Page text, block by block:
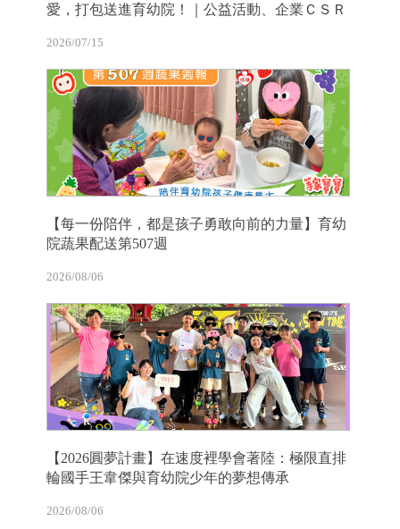
愛，打包送進育幼院！｜公益活動、企業ＣＳＲ
2026/07/15
【每一份陪伴，都是孩子勇敢向前的力量】育幼
院蔬果配送第507週
2026/08/06
【2026圓夢計畫】在速度裡學會著陸：極限直排
輪國手王韋傑與育幼院少年的夢想傳承
2026/08/06